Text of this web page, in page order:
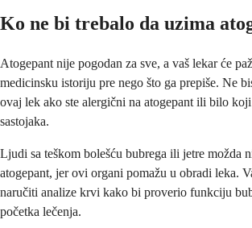
Ko ne bi trebalo da uzima
Atogepant nije pogodan za sve, a vaš lekar će
medicinsku istoriju pre nego što ga prepiše. Ne
ovaj lek ako ste alergični na atogepant ili bilo
sastojaka.
Ljudi sa teškom bolešću bubrega ili jetre možda
atogepant, jer ovi organi pomažu u obradi leka.
naručiti analize krvi kako bi proverio funkciju
početka lečenja.